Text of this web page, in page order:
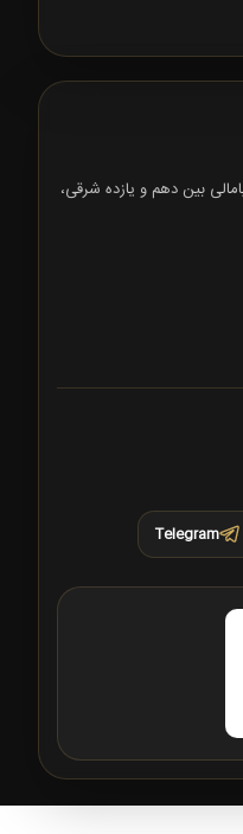
فاز 1، بلوار دنیامالی بین دهم و یازده شرقی،
Telegram